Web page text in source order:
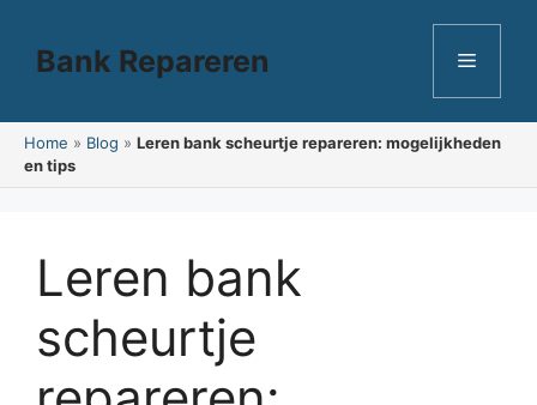
Bank Repareren Menu
Home » Blog » Leren bank scheurtje repareren: mogelijkheden
en tips
Leren bank
scheurtje